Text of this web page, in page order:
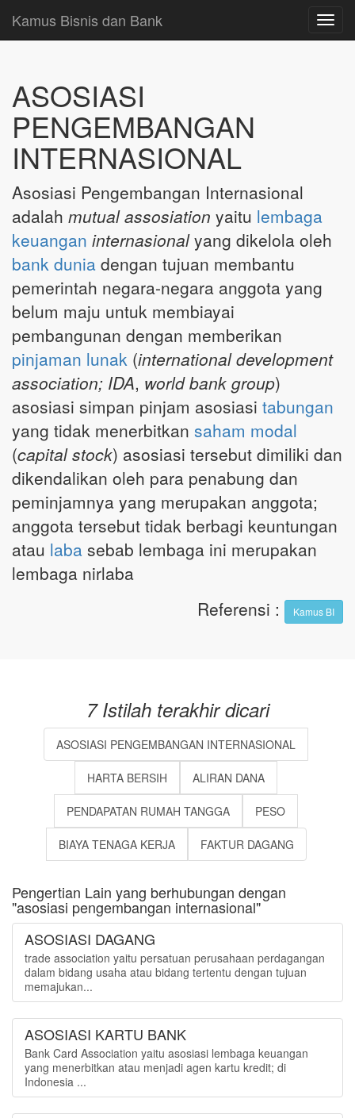
Kamus Bisnis dan Bank
ASOSIASI
PENGEMBANGAN
INTERNASIONAL
Asosiasi Pengembangan Internasional
adalah mutual assosiation yaitu lembaga
keuangan internasionalyang dikelola oleh
bank dunia dengan tujuan membantu
pemerintah negara-negara anggota yang
belum maju untuk membiayai
pembangunan dengan memberikan
pinjaman lunak (international development
association; IDA, world bank group)
asosiasi simpan pinjam asosiasi tabungan
yang tidak menerbitkan saham modal
(capital stock) asosiasi tersebut dimiliki dan
dikendalikan oleh para penabung dan
peminjamnya yang merupakan anggota;
anggota tersebut tidak berbagi keuntungan
atau laba sebab lembaga ini merupakan
lembaga nirlaba
Referensi : Kamus BI
7 Istilah terakhir dicari
ASOSIASI PENGEMBANGAN INTERNASIONAL
HARTA BERSIH ALIRAN DANA
PENDAPATAN RUMAH TANGGA PESO
BIAYA TENAGA KERJA FAKTUR DAGANG
Pengertian Lain yang berhubungan dengan
"asosiasi pengembangan internasional"
ASOSIASI DAGANG
trade association yaitu persatuan perusahaan perdagangan
dalam bidang usaha atau bidang tertentu dengan tujuan
memajukan...
ASOSIASI KARTU BANK
Bank Card Association yaitu asosiasi lembaga keuangan
yang menerbitkan atau menjadi agen kartu kredit; di
Indonesia ...